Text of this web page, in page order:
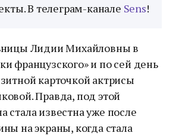
В телеграм-канале Sens!
Лидии Михайловны в
французского» и по сей день
карточкой актрисы
Правда, под этой
стала известна уже после
на экраны, когда стала